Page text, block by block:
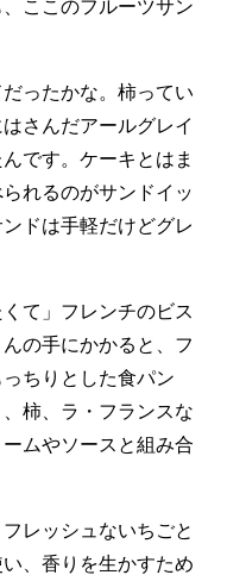
ここのフルーツサン
ったかな。柿ってい
さんだアールグレイ
です。ケーキとはま
れるのがサンドイッ
ドは手軽だけどグレ
て」フレンチのビス
の手にかかると、フ
ちりとした食パン
柿、ラ・フランスな
ムやソースと組み合
レッシュないちごと
、香りを生かすため